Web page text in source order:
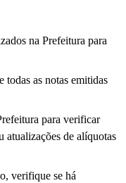
na Prefeitura para
as notas emitidas
para verificar
atualizações de alíquotas
verifique se há